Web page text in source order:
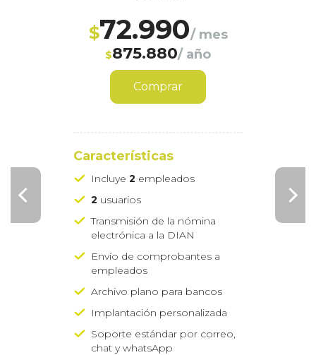
$72.990/ mes
$875.880/ año
Comprar
Características
Incluye 2 empleados
2 usuarios
Transmisión de la nómina
electrónica a la DIAN
Envío de comprobantes a
empleados
Archivo plano para bancos
Implantación personalizada
Soporte estándar por correo,
chat y whatsApp